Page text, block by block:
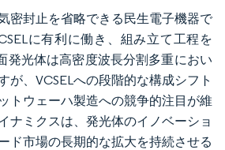
密封止を省略できる民生電子機器で
に有利に働き、組み立て工程を
発光体は高密度波長分割多重におい
が、VCSELへの段階的な構成シフト
トウェーハ製造への競争的注目が維
ナミクスは、発光体のイノベーショ
ド市場の長期的な拡大を持続させる